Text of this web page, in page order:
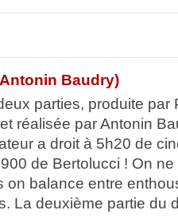
Baudry)
parties, produite par
réalisée par Antonin
a droit à 5h20 de
de Bertolucci ! On
on balance entre
La deuxième partie du